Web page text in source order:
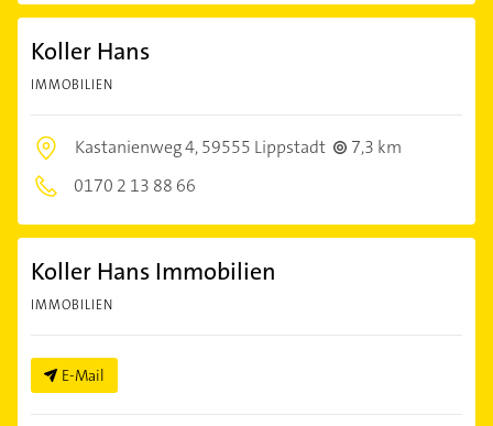
Koller Hans
IMMOBILIEN
Kastanienweg 4,59555 Lippstadt
7,3 km
0170 2 13 88 66
Koller Hans Immobilien
IMMOBILIEN
E-Mail